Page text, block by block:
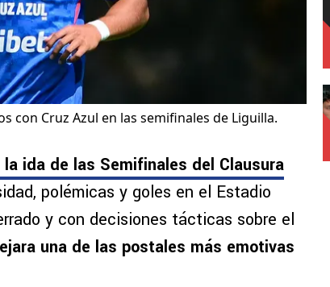
con Cruz Azul en las semifinales de Liguilla.
ida de las Semifinales del Clausura
polémicas y goles en el Estadio
y con decisiones tácticas sobre el
una de las postales más emotivas